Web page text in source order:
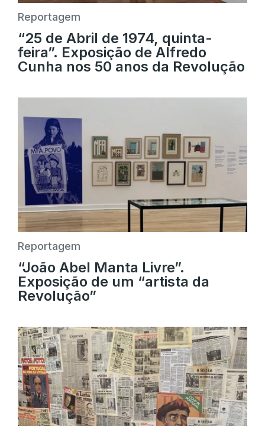
Reportagem
“25 de Abril de 1974, quinta-
feira”. Exposição de Alfredo
Cunha nos 50 anos da Revolução
Reportagem
“João Abel Manta Livre”.
Exposição de um “artista da
Revolução”